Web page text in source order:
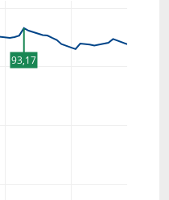
93,17